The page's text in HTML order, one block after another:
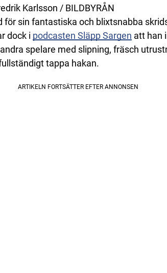
Karlsson / BILDBYRÅN
för sin fantastiska och blixtsnabba
dock i podcasten Släpp Sargen att han
spelare med slipning, fräsch
tappa hakan.